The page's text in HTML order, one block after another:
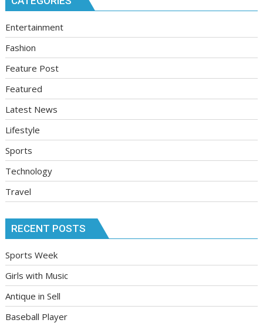
Entertainment
Fashion
Feature Post
Featured
Latest News
Lifestyle
Sports
Technology
Travel
RECENT POSTS
Sports Week
Girls with Music
Antique in Sell
Baseball Player